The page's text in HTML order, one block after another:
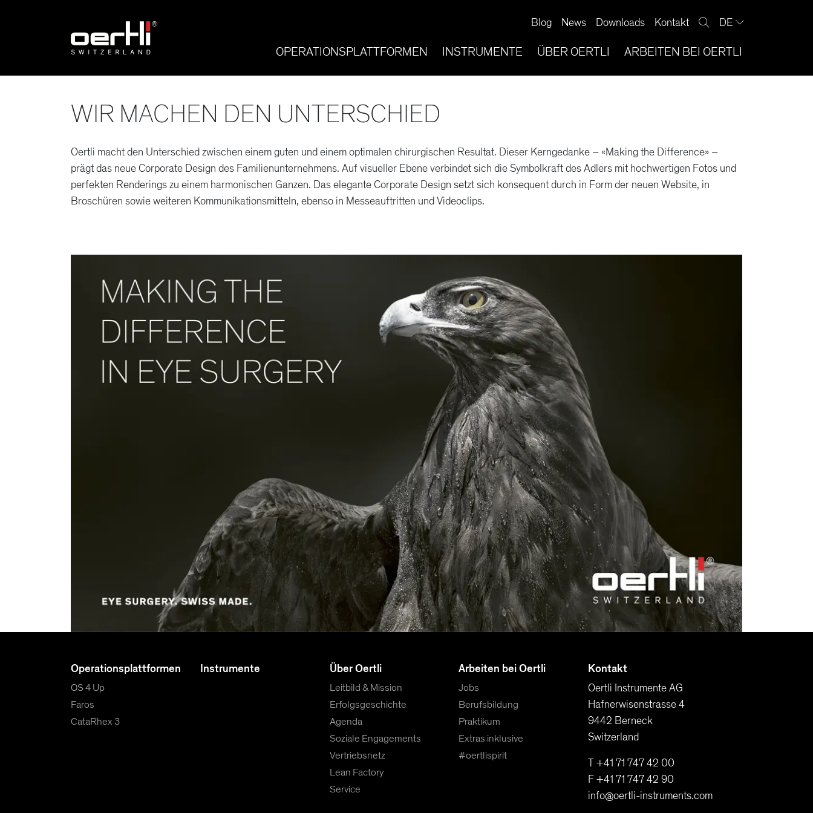
Blog News Downloads Kontakt DE
OPERATIONSPLATTFORMEN INSTRUMENTE ÜBER OERTLI ARBEITEN BEI OERTLI
WIR MACHEN DEN UNTERSCHIED
Oertli macht den Unterschied zwischen einem guten und einem optimalen chirurgischen Resultat. Dieser Kerngedanke – «Making the Difference» –
prägt das neue Corporate Design des Familienunternehmens. Auf visueller Ebene verbindet sich die Symbolkraft des Adlers mit hochwertigen Fotos und
perfekten Renderings zu einem harmonischen Ganzen. Das elegante Corporate Design setzt sich konsequent durch in Form der neuen Website, in
Broschüren sowie weiteren Kommunikationsmitteln, ebenso in Messeauftritten und Videoclips.
Operationsplattformen
OS 4 Up
Faros
CataRhex 3
Instrumente Über Oertli
Leitbild & Mission
Erfolgsgeschichte
Agenda
Soziale Engagements
Vertriebsnetz
Lean Factory
Service
Arbeiten bei Oertli
Jobs
Berufsbildung
Praktikum
Extras inklusive
#oertlispirit
Kontakt
Oertli Instrumente AG
Hafnerwisenstrasse 4
9442 Berneck
Switzerland
T +41 71 747 42 00
F +41 71 747 42 90
info@oertli-instruments.com